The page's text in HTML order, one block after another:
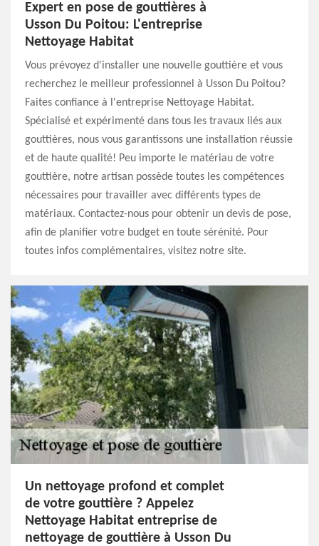
Expert en pose de gouttières à
Usson Du Poitou: L'entreprise
Nettoyage Habitat
Vous prévoyez d'installer une nouvelle gouttière et vous
recherchez le meilleur professionnel à Usson Du Poitou?
Faites confiance à l'entreprise Nettoyage Habitat.
Spécialisé et expérimenté dans tous les travaux liés aux
gouttières, nous vous garantissons une installation réussie
et de haute qualité! Peu importe le matériau de votre
gouttière, notre artisan possède toutes les compétences
nécessaires pour travailler avec différents types de
matériaux. Contactez-nous pour obtenir un devis de pose,
afin de planifier votre budget en toute sérénité. Pour
toutes infos complémentaires, visitez notre site.
Un nettoyage profond et complet
de votre gouttière ? Appelez
Nettoyage Habitat entreprise de
nettoyage de gouttière à Usson Du